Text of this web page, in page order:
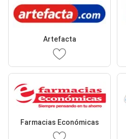
Artefacta
Farmacias Económicas